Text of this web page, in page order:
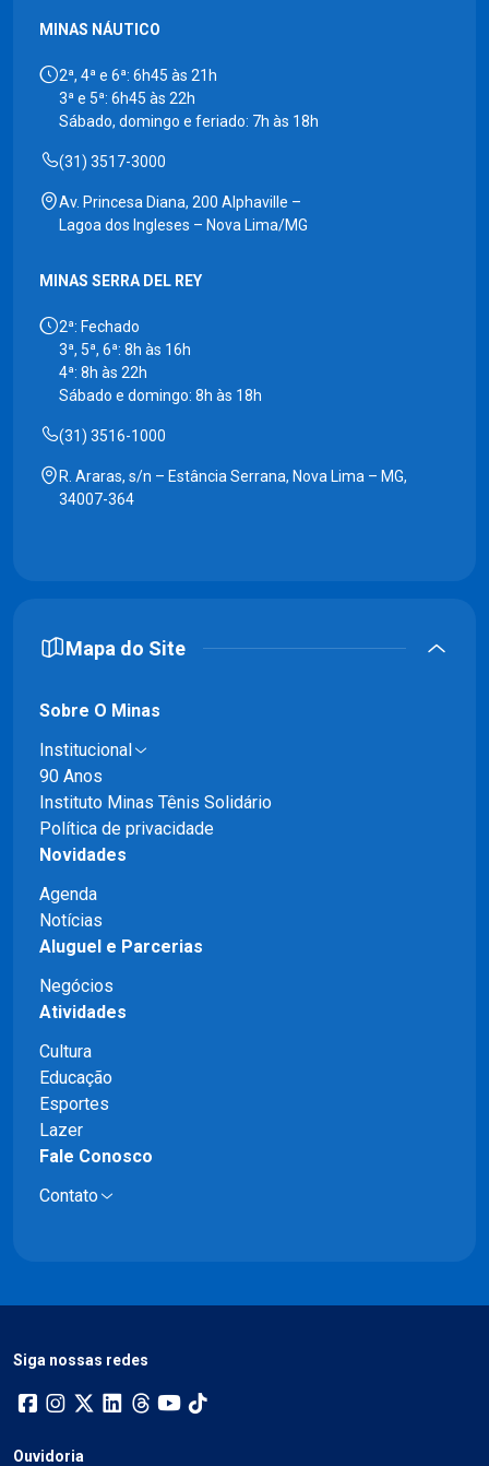
MINAS NÁUTICO
2ª, 4ª e 6ª: 6h45 às 21h
3ª e 5ª: 6h45 às 22h
Sábado, domingo e feriado: 7h às 18h
(31) 3517-3000
Av. Princesa Diana, 200 Alphaville –
Lagoa dos Ingleses – Nova Lima/MG
MINAS SERRA DEL REY
2ª: Fechado
3ª, 5ª, 6ª: 8h às 16h
4ª: 8h às 22h
Sábado e domingo: 8h às 18h
(31) 3516-1000
R. Araras, s/n – Estância Serrana, Nova Lima – MG,
34007-364
Mapa do Site
Sobre O Minas
Institucional
90 Anos
Instituto Minas Tênis Solidário
Política de privacidade
Novidades
Agenda
Notícias
Aluguel e Parcerias
Negócios
Atividades
Cultura
Educação
Esportes
Lazer
Fale Conosco
Contato
Siga nossas redes
Ouvidoria